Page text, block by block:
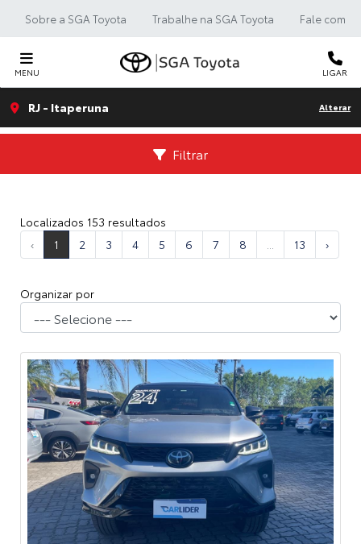
Sobre a SGA Toyota Trabalhe na SGA Toyota Fale com a
MENU LIGAR
RJ - Itaperuna Alterar
Localizados 153 resultados
‹
1 2 3 4 5 6 7 8 ... 13 ›
Filtrar
Organizar por